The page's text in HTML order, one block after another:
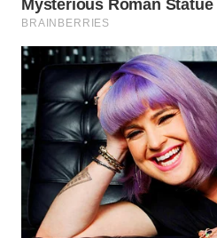
WAHANA
ADVOKAT
WAHANA
INFRASTRUKTUR
WAHANA
KONSUMEN
WAHANA
LISTRIK